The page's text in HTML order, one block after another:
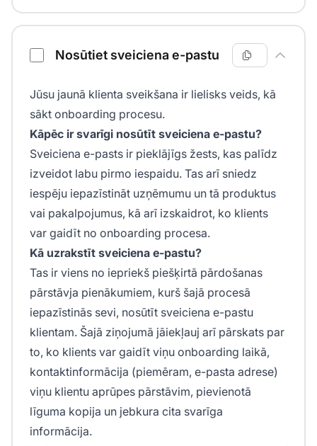
Nosūtiet sveiciena e-pastu
Jūsu jaunā klienta sveikšana ir lielisks veids, kā
sākt onboarding procesu.
Kāpēc ir svarīgi nosūtīt sveiciena e-pastu?
Sveiciena e-pasts ir pieklājīgs žests, kas palīdz
izveidot labu pirmo iespaidu. Tas arī sniedz
iespēju iepazīstināt uzņēmumu un tā produktus
vai pakalpojumus, kā arī izskaidrot, ko klients
var gaidīt no onboarding procesa.
Kā uzrakstīt sveiciena e-pastu?
Tas ir viens no iepriekš piešķirtā pārdošanas
pārstāvja pienākumiem, kurš šajā procesā
iepazīstinās sevi, nosūtīt sveiciena e-pastu
klientam. Šajā ziņojumā jāiekļauj arī pārskats par
to, ko klients var gaidīt viņu onboarding laikā,
kontaktinformācija (piemēram, e-pasta adrese)
viņu klientu aprūpes pārstāvim, pievienotā
līguma kopija un jebkura cita svarīga
informācija.